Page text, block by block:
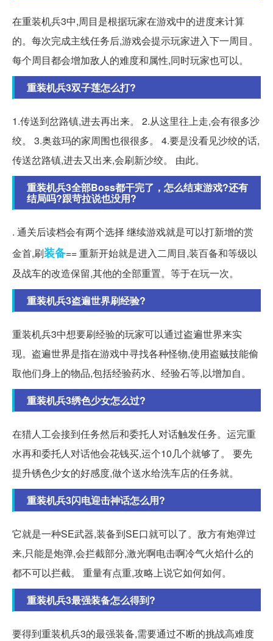
在重装机兵3中,周目是根据玩家在游戏中的进度来计算
的。每次完成主线任务后,游戏会提示玩家进入下一周目。
每个周目都会增加敌人的难度和属性,同时玩家也可以。
重装机兵3双子莲怎么打?
1.传送到岔路镇,进去再出来。 2.从这里往上走,会有很多沙
绞。 3.奥兹玛的家周围也很很多。 4.要是没看见沙绞的话,
传送岔路镇,进去又出来,会刷新沙绞。 由此。
重装机兵3全部Boss都干完了，怎么结束游戏?还有
结局吗?跟苛拉说也没用?
. 通关后读档会有两个选择 继续游戏就是可以打新增的赏
金首,刷装备== 重新开始就是进入二周目,装百备和等级以
及战车的改造保留,其他的全部重置。等于在玩一次。
重装机兵3盗遍世界刷经验?
重装机兵3中想要刷经验的玩家可以通过盗遍世界来实
现。盗遍世界是指在游戏中寻找各种怪物,使用盗贼技能偷
取他们身上的物品,包括经验药水、经验石等,以增加自。
重装机兵3绣色少女怎么过?
在猎人工会接到任务然后和委托人对话触发任务。运完重
水再和委托人对话他会花钱买,运个10几个就够了。 要先
提升锈色少女的好感度,做个送水给洗车店的任务就。
重装机兵3闪电迎击神话怎么用?
它就是一种SE武器,装备到SE口就可以了。敌方有炮弹过
来,只能是炮弹,会拦截部分,激光啊电击啊冷气火焰什么的
都不可以拦截。 重量有点重,攻略上说它如何如何。
重装机兵3最强装备怎么得到?
要得到重装机兵3的最强装备,需要通过不断的挑战高难度